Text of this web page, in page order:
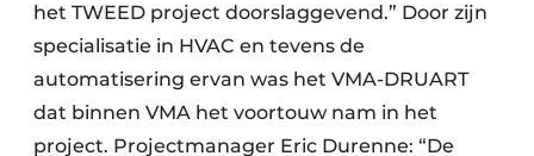
het TWEED project doorslaggevend.” Door zijn
specialisatie in HVAC en tevens de
automatisering ervan was het VMA-DRUART
dat binnen VMA het voortouw nam in het
project. Projectmanager Eric Durenne: “De